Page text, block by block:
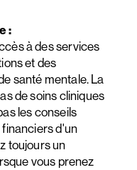
:
à des services
et des
santé mentale. La
de soins cliniques
les conseils
d'un
toujours un
vous prenez